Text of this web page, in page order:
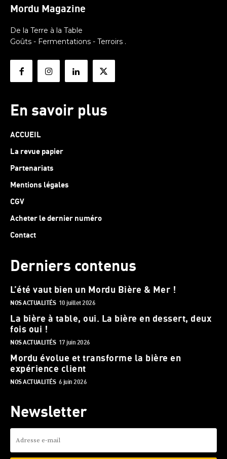
Mordu Magazine
De la Terre à la Table
Goûts - Fermentations - Terroirs .
En savoir plus
ACCUEIL
La revue papier
Partenariats
Mentions légales
CGV
Acheter le dernier numéro
Contact
Derniers contenus
L’été vaut bien un Mordu Bière & Mer !
NOS ACTUALITÉS 10 juillet 2026
La bière à table, oui. La bière en dessert, deux
fois oui !
NOS ACTUALITÉS 17 juin 2026
Mordu évolue et transforme la bière en
expérience client
NOS ACTUALITÉS 6 juin 2026
Newsletter